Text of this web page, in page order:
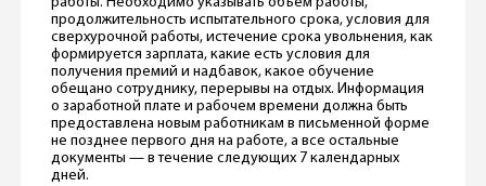
продолжительность испытательного срока, условия для
сверхурочной работы, истечение срока увольнения, как
формируется зарплата, какие есть условия для
получения премий и надбавок, какое обучение
обещано сотруднику, перерывы на отдых. Информация
о заработной плате и рабочем времени должна быть
предоставлена новым работникам в письменной форме
не позднее первого дня на работе, а все остальные
документы — в течение следующих 7 календарных
дней.